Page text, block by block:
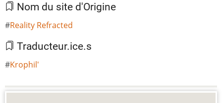
Nom du site d'Origine
Reality Refracted
Traducteur.ice.s
Krophil'